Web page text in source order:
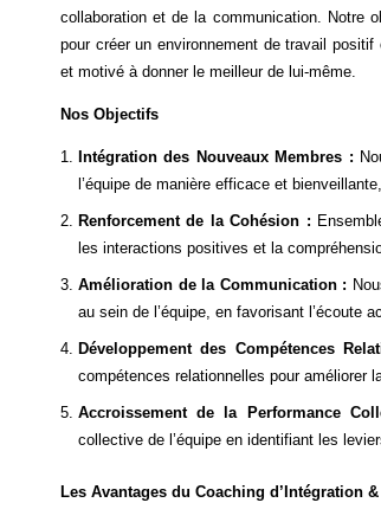
collaboration et de la communication. Notre
pour créer un environnement de travail
et motivé à donner le meilleur de lui-même.
Nos Objectifs
Intégration des Nouveaux Membres :
l’équipe de manière efficace et
Renforcement de la Cohésion :
les interactions positives et la
Amélioration de la Communication :
au sein de l’équipe, en favorisant l’écoute
Développement des Compétences
compétences relationnelles pour améliorer
Accroissement de la Performance
collective de l’équipe en identifiant les
Les Avantages du Coaching d’Intégration